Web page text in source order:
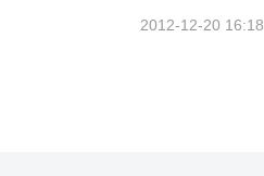
2012-12-20 16:18